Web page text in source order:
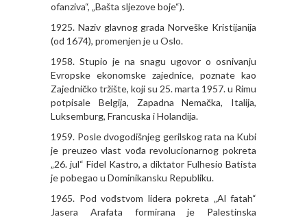
ofanziva“, „Bašta sljezove boje“).
1925. Naziv glavnog grada Norveške Kristijanija
(od 1674), promenjen je u Oslo.
1958. Stupio je na snagu ugovor o osnivanju
Evropske ekonomske zajednice, poznate kao
Zajedničko tržište, koji su 25. marta 1957. u Rimu
potpisale Belgija, Zapadna Nemačka, Italija,
Luksemburg, Francuska i Holandija.
1959. Posle dvogodišnjeg gerilskog rata na Kubi
je preuzeo vlast vođa revolucionarnog pokreta
„26. jul“ Fidel Kastro, a diktator Fulhesio Batista
je pobegao u Dominikansku Republiku.
1965. Pod vođstvom lidera pokreta „Al fatah“
Jasera Arafata formirana je Palestinska